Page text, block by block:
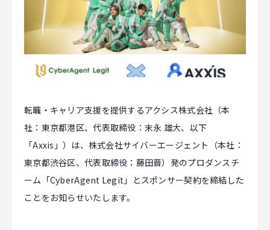
すべらない転職
NEWS
お知らせ
イベント
記事掲載
転職・キャリア支援を提供するアクシス株式会社（本
社：東京都港区、代表取締役：末永 雄大、以下
「Axxis」）は、株式会社サイバーエージェント（本社：
東京都渋谷区、代表取締役：藤田晋）発のプロダンスチ
ーム「CyberAgent Legit」とスポンサー契約を締結した
ことをお知らせいたします。